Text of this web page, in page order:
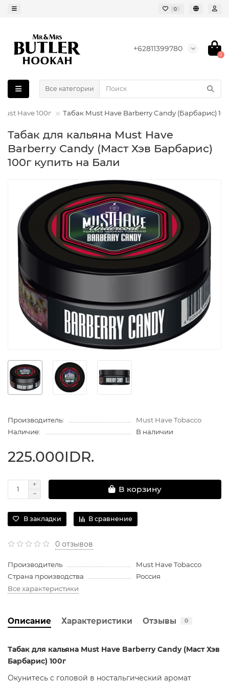
0
+62811399780
0
Все категории
Have 100г Табак Must Have Barberry Candy (Барбарис)
Табак для кальяна Must Have
Barberry Candy (Маст Хэв Барбарис)
100г купить на Бали
Производитель:
Must Have Tobacco
Наличие:
В наличии
225.000IDR.
В корзину
В закладки В сравнение
0 отзывов
Производитель
Must Have Tobacco
Страна производства
Россия
Все характеристики
Описание Характеристики Отзывы 0
Табак для кальяна Must Have Barberry Candy (Маст Хэв
Барбарис) 100г
Окунитесь с головой в ностальгический аромат